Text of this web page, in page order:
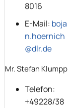
8016
E-Mail: boja
n.hoernich
@dlr.de
Mr. Stefan Klumpp
Telefon:
+49228/38